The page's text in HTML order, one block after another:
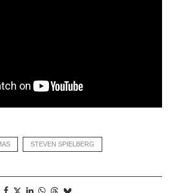
STEVEN SPIELBERG